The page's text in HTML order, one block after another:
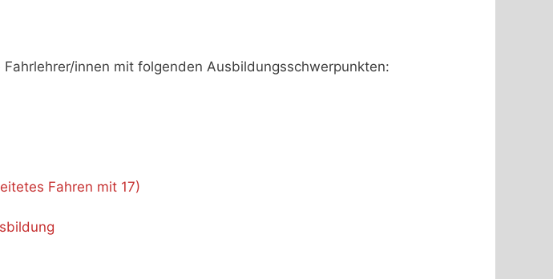
innen mit folgenden Ausbildungsschwerpunkten:
Fahren mit 17)